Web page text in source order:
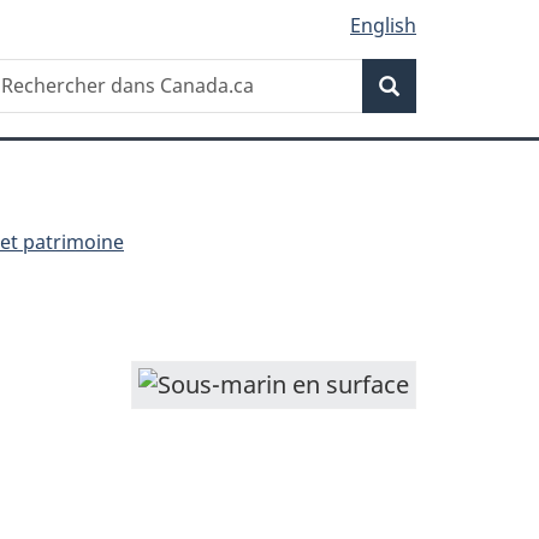
English
Recherche
patrimoine